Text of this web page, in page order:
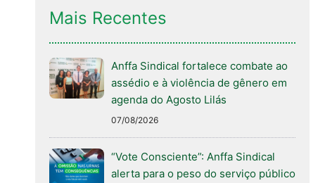
Mais Recentes
Anffa Sindical fortalece combate ao
assédio e à violência de gênero em
agenda do Agosto Lilás
07/08/2026
“Vote Consciente”: Anffa Sindical
alerta para o peso do serviço público